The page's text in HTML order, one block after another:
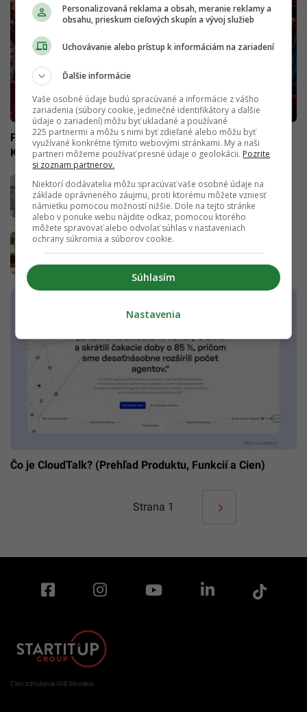
Predpredaj je spustený. Lepšia konferencia sa vracia do
Košíc
Cestovné poistenie: na čo si dať pozor pred
odchodom na dovolenku
Prepojte exteriér s bývaním: Ako správne
strešné okná premenia rodinný dom
Čo je CloudTalk? (Prehľad Produktu, Funkcií a Cien)
Strana 1
Člen združenia IAB Slovakia
Personalizovaná reklama a obsah, meranie reklamy a
obsahu, prieskum cieľových skupín a vývoj služieb
Uchovávanie alebo prístup k informáciám na zariadení
Ďalšie informácie
Vaše osobné údaje budú spracúvané a informácie z vášho
zariadenia (súbory cookie, jedinečné identifikátory a ďalšie
údaje o zariadení) môžu byť ukladané a používané
225 partnermi a môžu s nimi byť zdieľané alebo môžu byť
využívané konkrétne týmito webovými stránkami. My a naši
partneri môžeme používať presné údaje o geolokácii. Pozrite
si zoznam partnerov.
Niektorí dodávatelia môžu spracúvať vaše osobné údaje na
základe oprávneného záujmu, proti ktorému môžete vzniesť
námietku pomocou možností nižšie. Dole na tejto stránke
alebo v ponuke webu nájdite odkaz, pomocou ktorého
môžete spravovať alebo odvolať súhlas v nastaveniach
ochrany súkromia a súborov cookie.
Súhlasím
Nastavenia